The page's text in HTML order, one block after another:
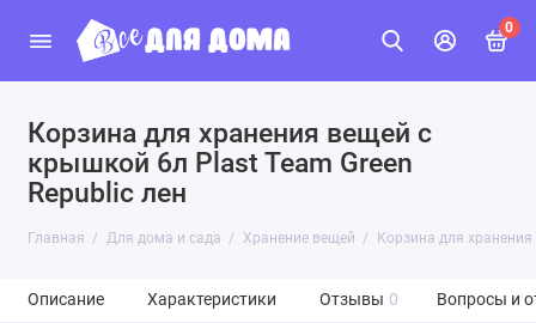
0
Корзина для хранения вещей с
крышкой 6л Plast Team Green
Republic лен
Главная Для дома и сада Хранение вещей Корзина для
Описание Характеристики Отзывы 0 Вопросы и